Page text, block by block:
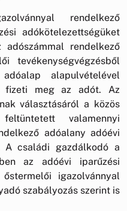
rendelkező
adókötelezettségüket
rendelkező
tevékenységvégzésből
alapulvételével
meg az adót. Az
választásáról a közös
valamennyi
adóalany adóévi
A családi gazdálkodó a
az adóévi iparűzési
igazolvánnyal
szabályozás szerint is